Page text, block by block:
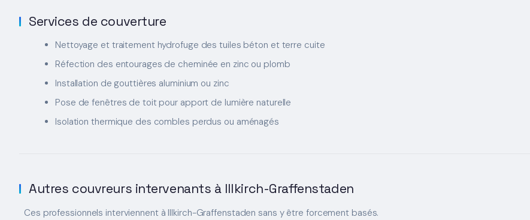
Services de couverture
Nettoyage et traitement hydrofuge des tuiles béton et terre cuite
Réfection des entourages de cheminée en zinc ou plomb
Installation de gouttières aluminium ou zinc
Pose de fenêtres de toit pour apport de lumière naturelle
Isolation thermique des combles perdus ou aménagés
Autres couvreurs intervenants à Illkirch-Graffenstaden
Ces professionnels interviennent à Illkirch-Graffenstaden sans y être forcement basés.